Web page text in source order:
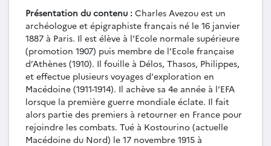
Synagogue ; Palestre de Granit ; Maison de
Skardhana ; Rempart de Triarius : fouilles 1913
(1912-1913).
PCA-4-3-01 - Quatre télégrammes du
directeur de l'EFA à Ch. Avezou
concernant l'envoi de 2000 francs pour les
fouilles de Délos (1912).
PCA-4-3-02 - Lettre du directeur de
l'EFA à Ch. Avezou au sujet des fouilles de
Délos (22 avril 1912).
PCA-4-3-03 - Lettre du directeur de
Présentation du contenu : Charles Avezou est un
archéologue et épigraphiste français né le 16 janvier
1887 à Paris. Il est élève à l’Ecole normale supérieure
(promotion 1907) puis membre de l’Ecole française
d’Athènes (1910). Il fouille à Délos, Thasos, Philippes,
et effectue plusieurs voyages d'exploration en
Macédoine (1911-1914). Il achève sa 4e année à l’EFA
lorsque la première guerre mondiale éclate. Il fait
alors partie des premiers à retourner en France pour
rejoindre les combats. Tué à Kostourino (actuelle
Macédoine du Nord) le 17 novembre 1915 à